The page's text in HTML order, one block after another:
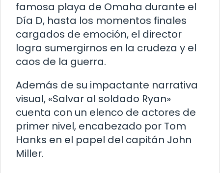
famosa playa de Omaha durante el
Día D, hasta los momentos finales
cargados de emoción, el director
logra sumergirnos en la crudeza y el
caos de la guerra.
Además de su impactante narrativa
visual, «Salvar al soldado Ryan»
cuenta con un elenco de actores de
primer nivel, encabezado por Tom
Hanks en el papel del capitán John
Miller.